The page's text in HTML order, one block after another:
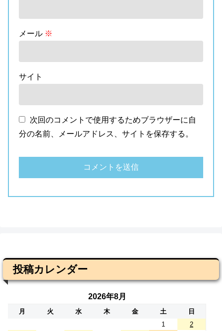
メール ※
サイト
次回のコメントで使用するためブラウザーに自
分の名前、メールアドレス、サイトを保存する。
投稿カレンダー
2026年8月
月 火 水 木 金 土
日
1
2